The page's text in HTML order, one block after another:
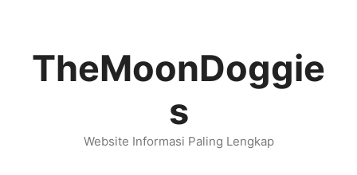
TheMoonDoggie
s
Website Informasi Paling Lengkap